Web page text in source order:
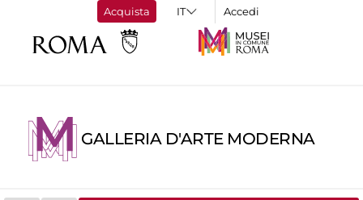
Acquista Accedi
GALLERIA D'ARTE MODERNA